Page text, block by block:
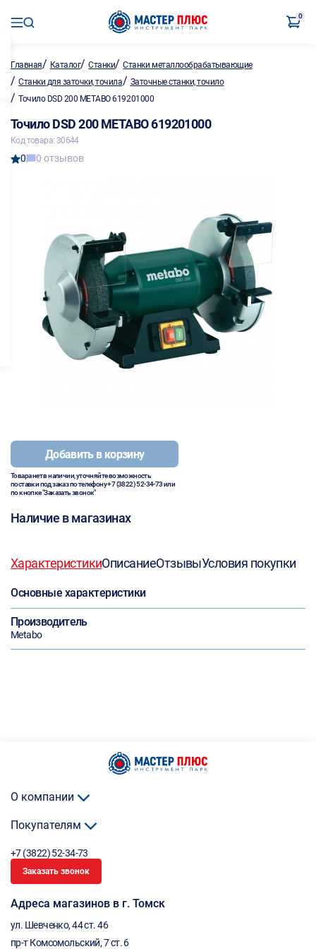
0
Главная/ Каталог/Станки/Станки металлообрабатывающие
/ Станки для заточки, точила/ Заточные станки, точило
/ Точило DSD 200 METABO 619201000
Точило DSD 200 METABO 619201000
Код товара: 30644
0 0 отзывов
Добавить в корзину
Товара нет в наличии, уточняйте возможность
поставки под заказ по телефону+7 (3822) 52-34-73или
по кнопке "Заказать звонок"
Наличие в магазинах
ХарактеристикиОписаниеОтзывыУсловия покупки
Основные характеристики
Производитель
Metabo
О компании
Покупателям
+7 (3822) 52-34-73
Заказать звонок
Адреса магазинов в г. Томск
ул. Шевченко, 44 ст. 46
пр-т Комсомольский, 7 ст. 6